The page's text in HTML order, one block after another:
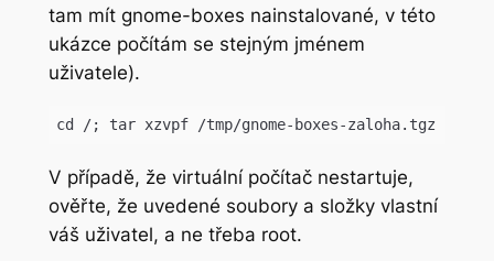
tam mít gnome-boxes nainstalované, v této
ukázce počítám se stejným jménem
uživatele).
cd /; tar xzvpf /tmp/gnome-boxes-zaloha.tgz
V případě, že virtuální počítač nestartuje,
ověřte, že uvedené soubory a složky vlastní
váš uživatel, a ne třeba root.